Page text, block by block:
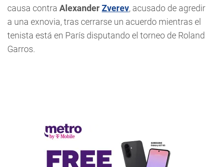
causa contra AlexanderZverev, acusado de agredir
a una exnovia, tras cerrarse un acuerdo mientras el
tenista está en París disputando el torneo de Roland
Garros.